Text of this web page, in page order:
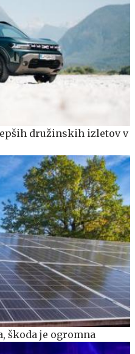
družinskih izletov v
škoda je ogromna